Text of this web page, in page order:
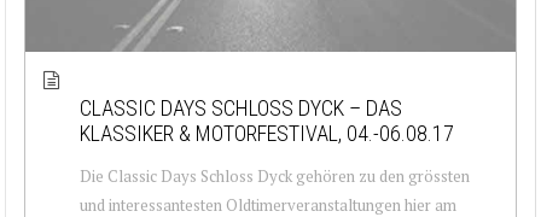
CLASSIC DAYS SCHLOSS DYCK – DAS
KLASSIKER & MOTORFESTIVAL, 04.-06.08.17
Die Classic Days Schloss Dyck gehören zu den grössten
und interessantesten Oldtimerveranstaltungen hier am